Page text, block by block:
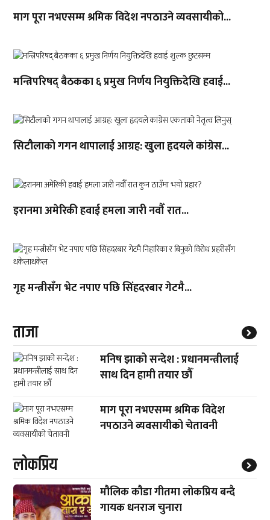
माग पूरा नभएसम्म श्रमिक विदेश नपठाउने व्यवसायीको...
मन्त्रिपरिषद् बैठकका ६ प्रमुख निर्णय नियुक्तिदेखि हवाई...
सिटौलाको गगन थापालाई आग्रह: खुला हृदयले कांग्रेस...
इरानमा अमेरिकी हवाई हमला जारी नवौँ रात...
गृह मन्त्रीसँग भेट नपाए पछि सिंहदरबार गेटमै...
ताजा
मनिष झाको सन्देश : प्रधानमन्त्रीलाई
साथ दिन हामी तयार छौँ
माग पूरा नभएसम्म श्रमिक विदेश
नपठाउने व्यवसायीको चेतावनी
लाेकप्रिय
मौलिक कौडा गीतमा लोकप्रिय बन्दै
गायक धनराज चुनारा